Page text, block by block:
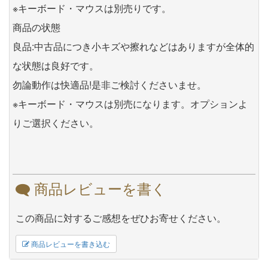
※キーボード・マウスは別売りです。
商品の状態
良品:中古品につき小キズや擦れなどはありますが全体的
な状態は良好です。
勿論動作は快適品!是非ご検討くださいませ。
※キーボード・マウスは別売になります。オプションよ
りご選択ください。
商品レビューを書く
この商品に対するご感想をぜひお寄せください。
商品レビューを書き込む